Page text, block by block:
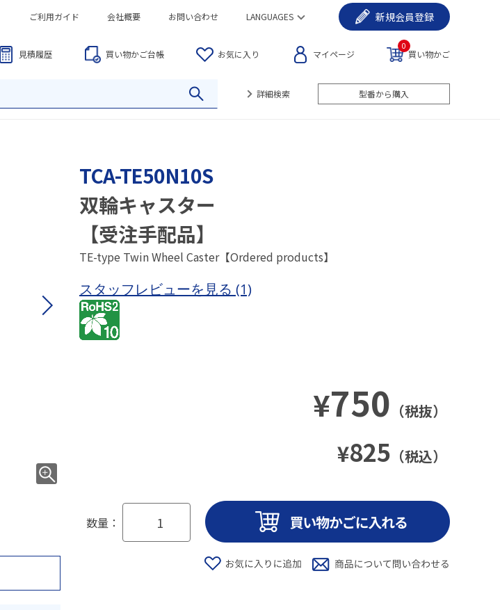
ご利用ガイド 会社概要 お問い合わせ LANGUAGES 新規会員登録
見積履歴 買い物かご台帳 お気に入り マイページ 買い物かご
0
詳細検索 型番から購入
TCA-TE50N10S
双輪キャスター
【受注手配品】
TE-type Twin Wheel Caster【Ordered products】
スタッフレビューを見る (1)
¥750 （税抜）
¥825 （税込）
数量：